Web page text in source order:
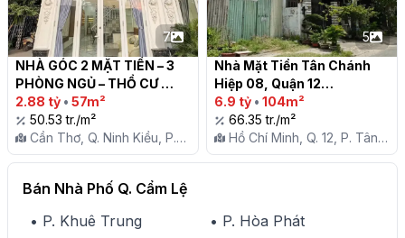
7
NHÀ GÓC 2 MẶT TIỀN – 3
PHÒNG NGỦ – THỔ CƯ
HOÀN CÔNG
2.88 tỷ • 57m²
50.53 tr./m²
Cần Thơ, Q. Ninh Kiều, P.
An Khánh
5
Nhà Mặt Tiền Tân Chánh
Hiệp 08, Quận 12
6.9 tỷ • 104m²
66.35 tr./m²
Hồ Chí Minh, Q. 12, P. Tân
Chánh Hiệp
Bán Nhà Phố Q. Cẩm Lệ
• P. Khuê Trung
• P. Hòa Phát